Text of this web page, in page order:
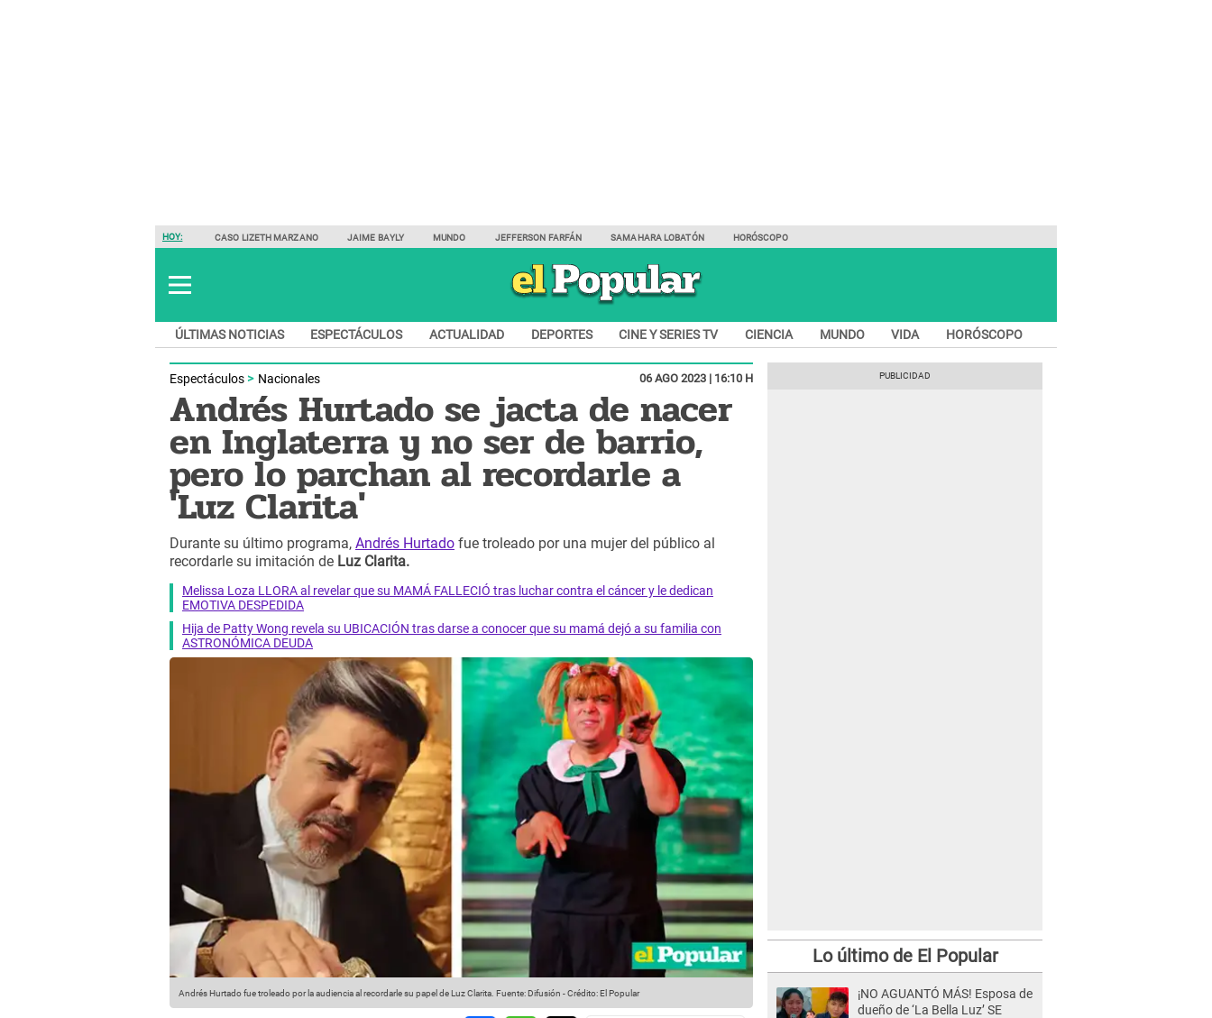
HOY: CASO LIZETH MARZANO JAIME BAYLY MUNDO JEFFERSON FARFÁN SAMAHARA LOBATÓN HORÓSCOPO
ÚLTIMAS NOTICIAS ESPECTÁCULOS ACTUALIDAD DEPORTES CINE Y SERIES TV CIENCIA MUNDO VIDA HORÓSCOPO
Espectáculos Nacionales 06 AGO 2023 | 16:10 H
Andrés Hurtado se jacta de nacer
en Inglaterra y no ser de barrio,
pero lo parchan al recordarle a
'Luz Clarita'
Durante su último programa, Andrés Hurtado fue troleado por una mujer del público al
recordarle su imitación de Luz Clarita.
Melissa Loza LLORA al revelar que su MAMÁ FALLECIÓ tras luchar contra el cáncer y le dedican
EMOTIVA DESPEDIDA
Hija de Patty Wong revela su UBICACIÓN tras darse a conocer que su mamá dejó a su familia con
ASTRONÓMICA DEUDA
Andrés Hurtado fue troleado por la audiencia al recordarle su papel de Luz Clarita. Fuente: Difusión -Crédito: El Popular
Lo último de El Popular
¡NO AGUANTÓ MÁS! Esposa de
dueño de ‘La Bella Luz’ SE